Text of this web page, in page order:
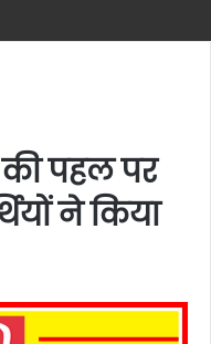
पहल पर
ने किया